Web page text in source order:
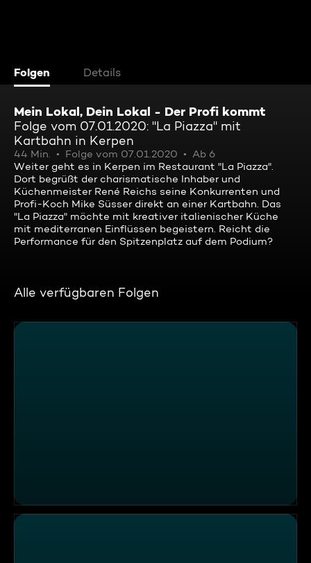
Folgen Details
Mein Lokal, Dein Lokal - Der Profi kommt
Folge vom 07.01.2020: "La Piazza" mit
Kartbahn in Kerpen
44 Min. Folge vom 07.01.2020
Ab 6
Weiter geht es in Kerpen im Restaurant "La Piazza".
Dort begrüßt der charismatische Inhaber und
Küchenmeister René Reichs seine Konkurrenten und
Profi-Koch Mike Süsser direkt an einer Kartbahn. Das
"La Piazza" möchte mit kreativer italienischer Küche
mit mediterranen Einflüssen begeistern. Reicht die
Performance für den Spitzenplatz auf dem Podium?
Alle verfügbaren Folgen
"Zum Kohlenschieber", Bad Grönenbach